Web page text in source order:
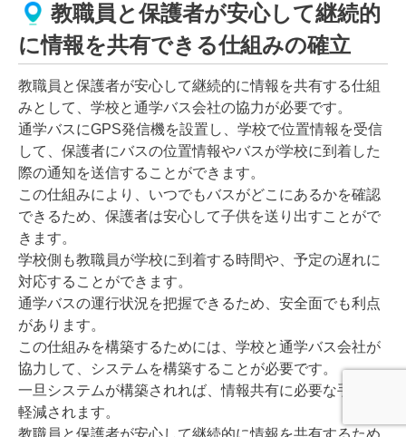
教職員と保護者が安心して継続的
に情報を共有できる仕組みの確立
教職員と保護者が安心して継続的に情報を共有する仕組
みとして、学校と通学バス会社の協力が必要です。
通学バスにGPS発信機を設置し、学校で位置情報を受信
して、保護者にバスの位置情報やバスが学校に到着した
際の通知を送信することができます。
この仕組みにより、いつでもバスがどこにあるかを確認
できるため、保護者は安心して子供を送り出すことがで
きます。
学校側も教職員が学校に到着する時間や、予定の遅れに
対応することができます。
通学バスの運行状況を把握できるため、安全面でも利点
があります。
この仕組みを構築するためには、学校と通学バス会社が
協力して、システムを構築することが必要です。
一旦システムが構築されれば、情報共有に必要な手間も
軽減されます。
教職員と保護者が安心して継続的に情報を共有するため